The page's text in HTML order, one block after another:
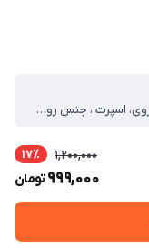
کاربری: روزمره، پیاده‌روی، اسپرت ، جنس رویه: پارچه مش (Mesh) تنفس‌پذیر به‌همراه لایه‌های مصنوعی مقاوم ، جنس زیره: سبک با انعطاف‌پذیری بالا ، کفی داخلی: نرم و راحت، مناسب استفاده طولانی‌مدت ، نوع بستن: بندی ، وزن: سبک، مناسب راه رفتن طولانی ، قابلیت گردش هوا: دارد (کاهش تعریق پا) ، مقاومت زیره: مقاوم در برابر سایش ، فرم پنجه: استاندارد، بدون فشار به انگشتان ، ویژگی‌ها: ، طراحی ارگونومیک برای کاهش خستگی پا ، جذب ضربه مناسب در ناحیه پاشنه ، مناسب استفاده روزانه و فعالیت‌های سبک ، کیفیت ساخت مناسب نسبت به قیمت ، تولید داخل با کنترل کیفی مناسب ، مناسب برای: ، استفاده روزمره ، پیاده‌روی ، محل کار و فعالیت‌های شهری ، استایل اسپرت و کژوال ، راهنمای سایزبندی کتونی (تولید ایران) ، برای انتخاب سایز مناسب، طول پای خود را از پشت پاشنه تا نوک بلندترین انگشت (بر حسب سانتی‌متر) اندازه‌گیری کرده و با جدول زیر تطبیق دهید: ، سایز کفش طول پا (سانتی‌متر) ، 41 25 ، 42 25.5 ، 43 26 ، 44 27 ، نکات مهم انتخاب سایز: ، اگر بین دو سایز هستید، پیشنهاد می‌شود سایز بزرگ‌تر را انتخاب کنید. ، برای استفاده روزمره یا پیاده‌روی طولانی، انتخاب نیم تا یک سانتی‌متر فضای اضافه در پنجه توصیه می‌شود. ، این مدل دارای قالب استاندارد ایرانی است و مناسب پاهای معمولی می‌باشد. ، امکان اختلاف جزئی (±۳ میلی‌متر) در تولید وجود دارد.
1,200,000 17٪
999,000تومان